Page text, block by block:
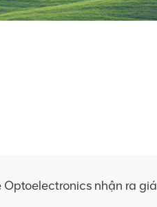
Optoelectronics nhận ra giá